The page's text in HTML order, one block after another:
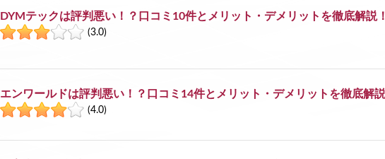
DYMテックは評判悪い！？口コミ10件とメリット・デメリットを徹底解説！
(3.0)
エンワールドは評判悪い！？口コミ14件とメリット・デメリットを徹底解説
(4.0)